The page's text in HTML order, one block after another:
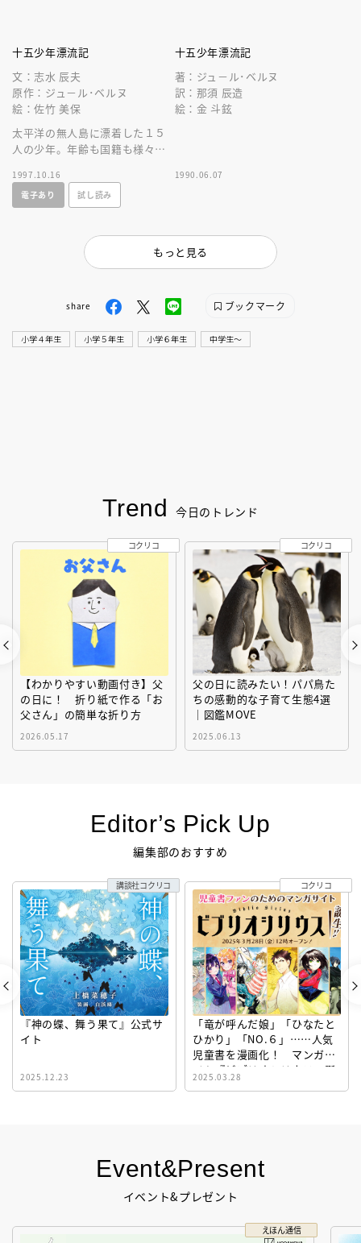
十五少年漂流記
文：志水 辰夫
原作：ジュ－ル･ベルヌ
絵：佐竹 美保
太平洋の無人島に漂着した１５
人の少年。年齢も国籍も様々な
い生きぬいていく。永遠のベス
トセラ－
1997.10.16
電子あり
試し読み
十五少年漂流記
著：ジュ－ル･ベルヌ
訳：那須 辰造
絵：金 斗鉉
1990.06.07
もっと見る
share ブックマーク
小学４年生 小学５年生 小学６年生 中学生〜
Event&Present
イベント&プレゼント
えほん通信
Trend 今日のトレンド
【わかりやすい動画付き】父
の日に！ 折り紙で作る「お
父さん」の簡単な折り方
2026.05.17
コクリコ
父の日に読みたい！パパ鳥た
ちの感動的な子育て生態4選
｜図鑑MOVE
2025.06.13
コクリコ
Editor’s Pick Up
編集部のおすすめ
『神の蝶、舞う果て』公式サ
イト
2025.12.23
講談社コクリコ
「竜が呼んだ娘」「ひなたと
ひかり」「NO.６」……人気
児童書を漫画化！ マンガサ
イト『ビブリオシリウス』誕
生！
2025.03.28
コクリコ